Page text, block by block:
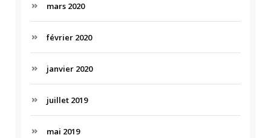
mars 2020
février 2020
janvier 2020
juillet 2019
mai 2019